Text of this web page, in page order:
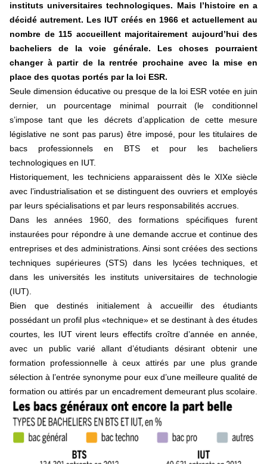
instituts universitaires technologiques. Mais l’histoire en a
décidé autrement. Les IUT créés en 1966 et actuellement au
nombre de 115 accueillent majoritairement aujourd’hui des
bacheliers de la voie générale. Les choses pourraient
changer à partir de la rentrée prochaine avec la mise en
place des quotas portés par la loi ESR.
Seule dimension éducative ou presque de la loi ESR votée en juin
dernier, un pourcentage minimal pourrait (le conditionnel
s’impose tant que les décrets d’application de cette mesure
législative ne sont pas parus) être imposé, pour les titulaires de
bacs professionnels en BTS et pour les bacheliers
technologiques en IUT.
Historiquement, les techniciens apparaissent dès le XIXe siècle
avec l’industrialisation et se distinguent des ouvriers et employés
par leurs spécialisations et par leurs responsabilités accrues.
Dans les années 1960, des formations spécifiques furent
instaurées pour répondre à une demande accrue et continue des
entreprises et des administrations. Ainsi sont créées des sections
techniques supérieures (STS) dans les lycées techniques, et
dans les universités les instituts universitaires de technologie
(IUT).
Bien que destinés initialement à accueillir des étudiants
possédant un profil plus «technique» et se destinant à des études
courtes, les IUT virent leurs effectifs croître d’année en année,
avec un public varié allant d’étudiants désirant obtenir une
formation professionnelle à ceux attirés par une plus grande
sélection à l’entrée synonyme pour eux d’une meilleure qualité de
formation ou attirés par un encadrement demeurant plus scolaire.